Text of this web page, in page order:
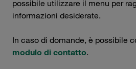
possibile utilizzare il menu per
informazioni desiderate.
In caso di domande, è possibile
modulo di contatto.